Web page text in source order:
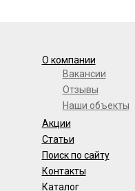
О компании
Вакансии
Отзывы
Наши объекты
Акции
Статьи
Поиск по сайту
Контакты
Каталог